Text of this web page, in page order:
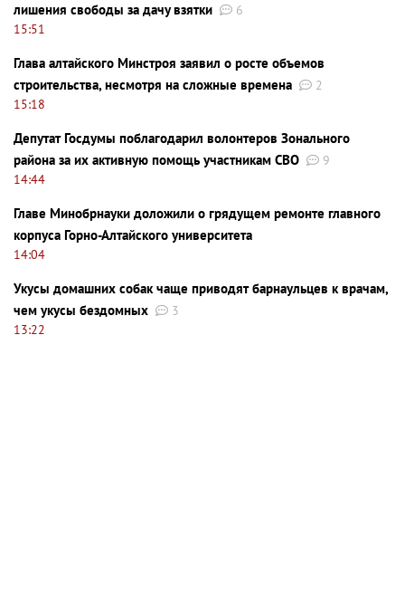
лишения свободы за дачу взятки
6
15:51
Глава алтайского Минстроя заявил о росте объемов
строительства, несмотря на сложные времена
2
15:18
Депутат Госдумы поблагодарил волонтеров Зонального
района за их активную помощь участникам СВО
9
14:44
Главе Минобрнауки доложили о грядущем ремонте главного
корпуса Горно-Алтайского университета
14:04
Укусы домашних собак чаще приводят барнаульцев к врачам,
чем укусы бездомных
3
13:22